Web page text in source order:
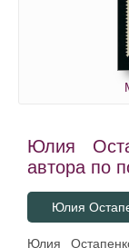
Юлия
автора по
Юлия
Юлия